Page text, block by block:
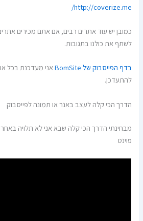
http://coverize.me/
כמובן יש עוד אתרים רבים, אם אתם מכירים
לשתף את כולנו בתגובות.
בדף הפייסבוק של BomSite
אני מעדכנת בכל
להתעדכן.
הדרך הכי קלה לעצב באנר או תמונה לפייסבוק
מבחינתי הדרך הכי קלה שבא אני לא תלויה
פוינט